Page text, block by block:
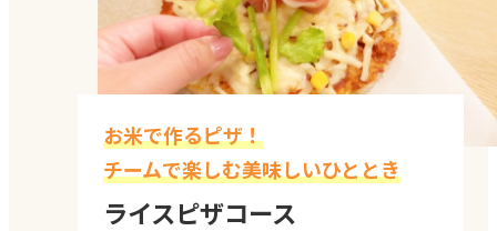
対応人数 10～80名程度
料金
最低価格 税込11,000円/
人～
料金は参加人数によって
変わります。お気軽にお
問い合わせください。
お米で作るピザ！
チームで楽しむ美味しいひととき
ライスピザコース